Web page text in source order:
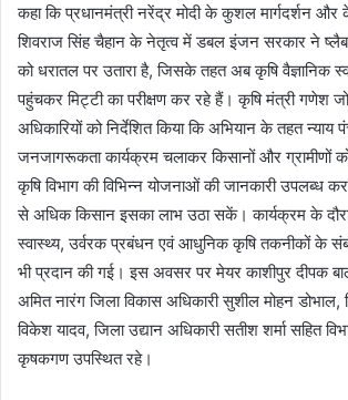
कहा कि प्रधानमंत्री नरेंद्र मोदी के कुशल मार्गदर्शन और
शिवराज सिंह चैहान के नेतृत्व में डबल इंजन सरकार ने
को धरातल पर उतारा है, जिसके तहत अब कृषि वैज्ञानिक
पहुंचकर मिट्टी का परीक्षण कर रहे हैं। कृषि मंत्री गणेश
अधिकारियों को निर्देशित किया कि अभियान के तहत न्याय
जनजागरूकता कार्यक्रम चलाकर किसानों और ग्रामीणों को
कृषि विभाग की विभिन्न योजनाओं की जानकारी उपलब्ध
से अधिक किसान इसका लाभ उठा सकें। कार्यक्रम के
स्वास्थ्य, उर्वरक प्रबंधन एवं आधुनिक कृषि तकनीकों के
भी प्रदान की गई। इस अवसर पर मेयर काशीपुर दीपक
अमित नारंग जिला विकास अधिकारी सुशील मोहन डोभाल,
विकेश यादव, जिला उद्यान अधिकारी सतीश शर्मा सहित
कृषकगण उपस्थित रहे।